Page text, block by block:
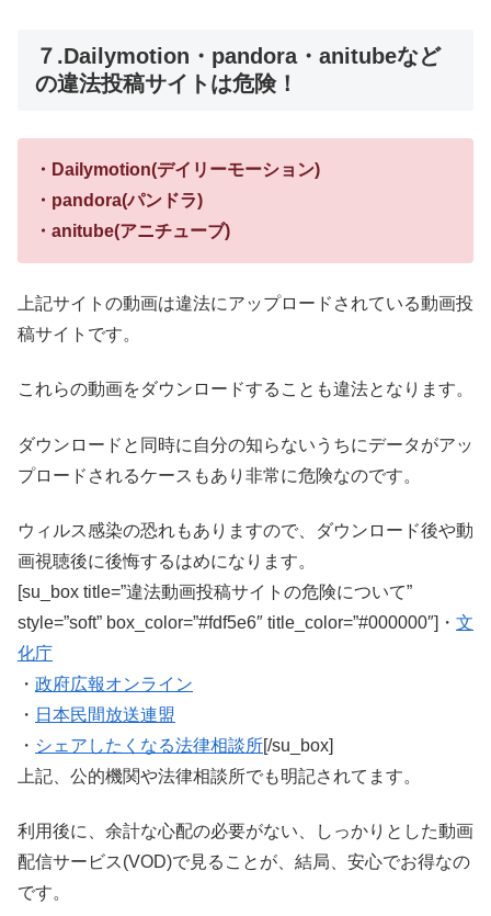
７.Dailymotion・pandora・anitubeなど
の違法投稿サイトは危険！
・Dailymotion(デイリーモーション)
・pandora(パンドラ)
・anitube(アニチューブ)
上記サイトの動画は違法にアップロードされている動画投
稿サイトです。
これらの動画をダウンロードすることも違法となります。
ダウンロードと同時に自分の知らないうちにデータがアッ
プロードされるケースもあり非常に危険なのです。
ウィルス感染の恐れもありますので、ダウンロード後や動
画視聴後に後悔するはめになります。
[su_box title=”違法動画投稿サイトの危険について”
style=”soft” box_color=”#fdf5e6″ title_color=”#000000″]・ 文
化庁
・ 政府広報オンライン
・ 日本民間放送連盟
・ シェアしたくなる法律相談所[/su_box]
上記、公的機関や法律相談所でも明記されてます。
利用後に、余計な心配の必要がない、しっかりとした動画
配信サービス(VOD)で見ることが、結局、安心でお得なの
です。